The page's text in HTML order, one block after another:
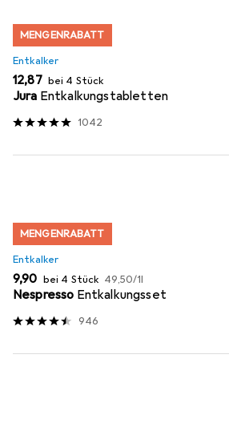
MENGENRABATT
Entkalker
EUR
12,87 bei 4 Stück
Jura Entkalkungstabletten
1042
MENGENRABATT
Entkalker
EUR
9,90 bei 4 Stück EUR
49,50/1l
Nespresso Entkalkungsset
946